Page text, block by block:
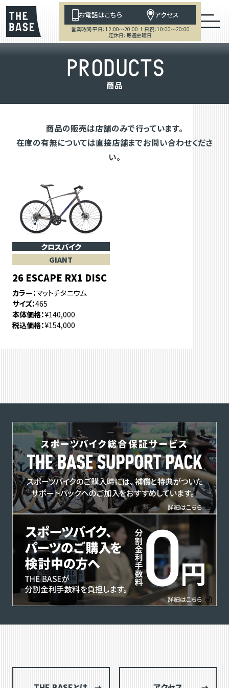
お電話はこちら アクセス
営業時間 平日：12:00～20:00 土日祝：10:00～20:00
定休日：毎週金曜日
PRODUCTS
商品
商品の販売は店舗のみで行っています。
在庫の有無については直接店舗までお問い合わせくださ
い。
クロスバイク
GIANT
26 ESCAPE RX1 DISC
カラー マットチタニウム
サイズ 465
本体価格 ¥140,000
税込価格 ¥154,000